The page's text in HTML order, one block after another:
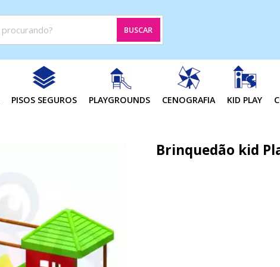
BUSCAR
PISOS SEGUROS PLAYGROUNDS CENOGRAFIA KID PLAY
Brinquedão kid